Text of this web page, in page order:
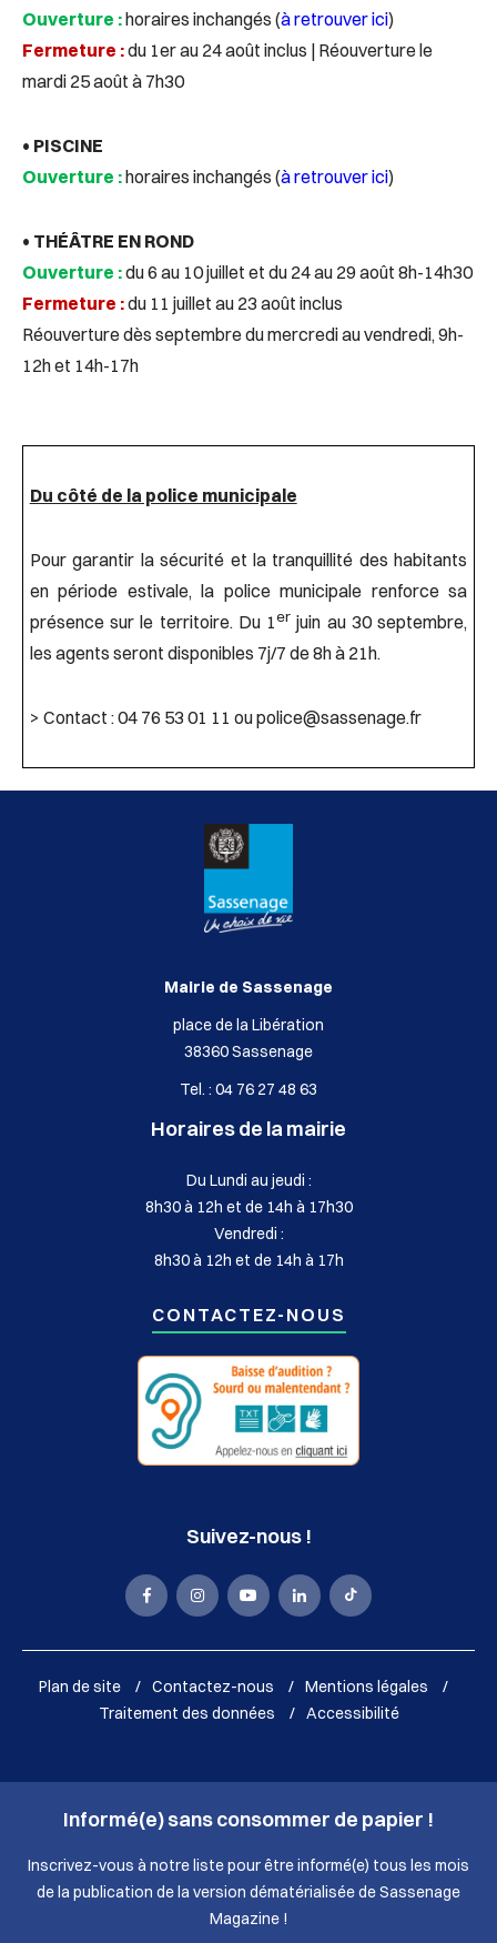
Ouverture :horaires inchangés (à retrouver ici)
Fermeture :du 1er au 24 août inclus | Réouverture le
mardi 25 août à 7h30
• PISCINE
Ouverture :horaires inchangés (à retrouver ici)
• THÉÂTRE EN ROND
Ouverture :du 6 au 10 juillet et du 24 au 29 août 8h-14h30
Fermeture :du 11 juillet au 23 août inclus
Réouverture dès septembre du mercredi au vendredi, 9h-
12h et 14h-17h
Du côté de la police municipale
Pour garantir la sécurité et la tranquillité des habitants
en période estivale, la police municipale renforce sa
présence sur le territoire. Du 1er juin au 30 septembre,
les agents seront disponibles 7j/7 de 8h à 21h.
> Contact : 04 76 53 01 11 ou police@sassenage.fr
Mairie de Sassenage
place de la Libération
38360 Sassenage
Tel. : 04 76 27 48 63
Horaires de la mairie
Du Lundi au jeudi :
8h30 à 12h et de 14h à 17h30
Vendredi :
8h30 à 12h et de 14h à 17h
CONTACTEZ-NOUS
Suivez-nous !
La
Sassenage
Facebook
(nouvelle
fenêtre)
La
Sassenage
Instagram
(nouvelle
fenêtre)
La
Sassenage
Youtube
(nouvelle
fenêtre)
La
Sassenage
LinkedIn
(nouvelle
fenêtre)
La
Sassenage
Tik
Tok
(nouvelle
fenêtre)
Plan de site Contactez-nous
Mentions légales
Traitement des données
Accessibilité
Informé(e) sans consommer de papier !
Inscrivez-vous à notre liste pour être informé(e) tous les mois
de la publication de la version dématérialisée de Sassenage
Magazine !